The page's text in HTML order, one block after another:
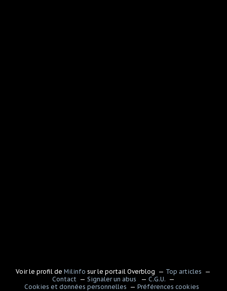
Voir le profil deMilinfo sur le portail Overblog
Top articles
Contact
Signaler un abus
C.G.U.
Cookies et données personnelles
Préférences cookies